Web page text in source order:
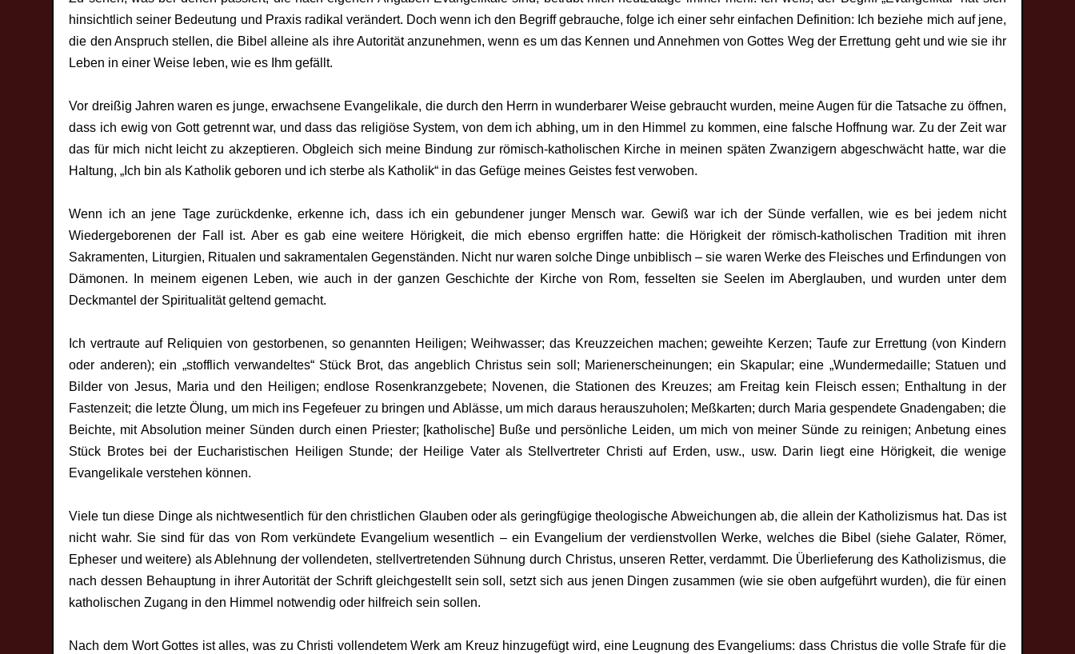
hinsichtlich seiner Bedeutung und Praxis radikal verändert. Doch wenn ich den Begriff gebrauche, folge ich einer sehr einfachen Definition: Ich beziehe mich auf jene,
die den Anspruch stellen, die Bibel alleine als ihre Autorität anzunehmen, wenn es um das Kennen und Annehmen von Gottes Weg der Errettung geht und wie sie ihr
Leben in einer Weise leben, wie es Ihm gefällt.
Vor dreißig Jahren waren es junge, erwachsene Evangelikale, die durch den Herrn in wunderbarer Weise gebraucht wurden, meine Augen für die Tatsache zu öffnen,
dass ich ewig von Gott getrennt war, und dass das religiöse System, von dem ich abhing, um in den Himmel zu kommen, eine falsche Hoffnung war. Zu der Zeit war
das für mich nicht leicht zu akzeptieren. Obgleich sich meine Bindung zur römisch-katholischen Kirche in meinen späten Zwanzigern abgeschwächt hatte, war die
Haltung, „Ich bin als Katholik geboren und ich sterbe als Katholik“ in das Gefüge meines Geistes fest verwoben.
Wenn ich an jene Tage zurückdenke, erkenne ich, dass ich ein gebundener junger Mensch war. Gewiß war ich der Sünde verfallen, wie es bei jedem nicht
Wiedergeborenen der Fall ist. Aber es gab eine weitere Hörigkeit, die mich ebenso ergriffen hatte: die Hörigkeit der römisch-katholischen Tradition mit ihren
Sakramenten, Liturgien, Ritualen und sakramentalen Gegenständen. Nicht nur waren solche Dinge unbiblisch – sie waren Werke des Fleisches und Erfindungen von
Dämonen. In meinem eigenen Leben, wie auch in der ganzen Geschichte der Kirche von Rom, fesselten sie Seelen im Aberglauben, und wurden unter dem
Deckmantel der Spiritualität geltend gemacht.
Ich vertraute auf Reliquien von gestorbenen, so genannten Heiligen; Weihwasser; das Kreuzzeichen machen; geweihte Kerzen; Taufe zur Errettung (von Kindern
oder anderen); ein „stofflich verwandeltes“ Stück Brot, das angeblich Christus sein soll; Marienerscheinungen; ein Skapular; eine „Wundermedaille; Statuen und
Bilder von Jesus, Maria und den Heiligen; endlose Rosenkranzgebete; Novenen, die Stationen des Kreuzes; am Freitag kein Fleisch essen; Enthaltung in der
Fastenzeit; die letzte Ölung, um mich ins Fegefeuer zu bringen und Ablässe, um mich daraus herauszuholen; Meßkarten; durch Maria gespendete Gnadengaben; die
Beichte, mit Absolution meiner Sünden durch einen Priester; [katholische] Buße und persönliche Leiden, um mich von meiner Sünde zu reinigen; Anbetung eines
Stück Brotes bei der Eucharistischen Heiligen Stunde; der Heilige Vater als Stellvertreter Christi auf Erden, usw., usw. Darin liegt eine Hörigkeit, die wenige
Evangelikale verstehen können.
Viele tun diese Dinge als nichtwesentlich für den christlichen Glauben oder als geringfügige theologische Abweichungen ab, die allein der Katholizismus hat. Das ist
nicht wahr. Sie sind für das von Rom verkündete Evangelium wesentlich – ein Evangelium der verdienstvollen Werke, welches die Bibel (siehe Galater, Römer,
Epheser und weitere) als Ablehnung der vollendeten, stellvertretenden Sühnung durch Christus, unseren Retter, verdammt. Die Überlieferung des Katholizismus, die
nach dessen Behauptung in ihrer Autorität der Schrift gleichgestellt sein soll, setzt sich aus jenen Dingen zusammen (wie sie oben aufgeführt wurden), die für einen
katholischen Zugang in den Himmel notwendig oder hilfreich sein sollen.
Nach dem Wort Gottes ist alles, was zu Christi vollendetem Werk am Kreuz hinzugefügt wird, eine Leugnung des Evangeliums: dass Christus die volle Strafe für die